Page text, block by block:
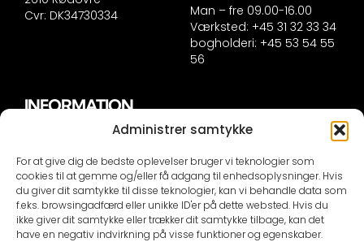
Administrer samtykke
For at give dig de bedste oplevelser bruger vi teknologier som
cookies til at gemme og/eller få adgang til enhedsoplysninger. Hvis
du giver dit samtykke til disse teknologier, kan vi behandle data som
f.eks. browsingadfærd eller unikke ID'er på dette websted. Hvis du
ikke giver dit samtykke eller trækker dit samtykke tilbage, kan det
have en negativ indvirkning på visse funktioner og egenskaber.
Cvr: DK34730334
Man – fre 09.00-16.00
Værksted: +45 31 32 33 34
bogholderi: +45 53 54 55
56
INFORMATION
Persondatapolitik
Cookie politik
KONTAKTINFORMATION